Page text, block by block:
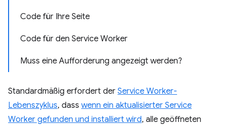
Code für Ihre Seite
Code für den Service Worker
Muss eine Aufforderung angezeigt werden?
Standardmäßig erfordert der Service Worker-
Lebenszyklus, dass wenn ein aktualisierter Service
Worker gefunden und installiert wird, alle geöffneten